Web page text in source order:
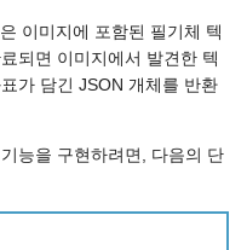
이미지에 포함된 필기체 텍
되면 이미지에서 발견한 텍
가 담긴 JSON 개체를 반환
능을 구현하려면, 다음의 단